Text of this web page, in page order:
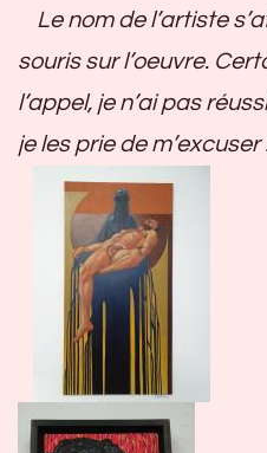
Le nom de l’artiste
souris sur l’oeuvre.
l’appel, je n’ai pas
je les prie de m’excuser